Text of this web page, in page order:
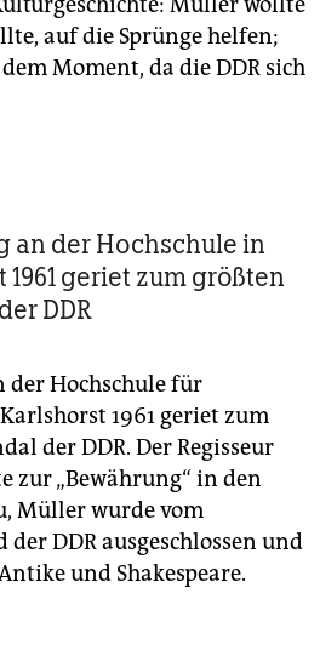
auf die Sprünge helfen;
Moment, da die DDR sich
an der Hochschule in
geriet zum größten
DDR
Hochschule für
1961 geriet zum
der DDR. Der Regisseur
zur „Bewährung“ in den
Müller wurde vom
DDR ausgeschlossen und
und Shakespeare.